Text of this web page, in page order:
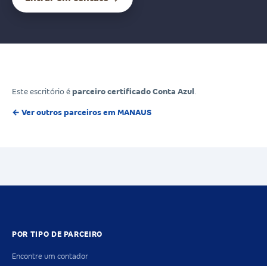
Este escritório é parceiro certificado Conta Azul
← Ver outros parceiros em MANAUS
POR TIPO DE PARCEIRO
Encontre um contador